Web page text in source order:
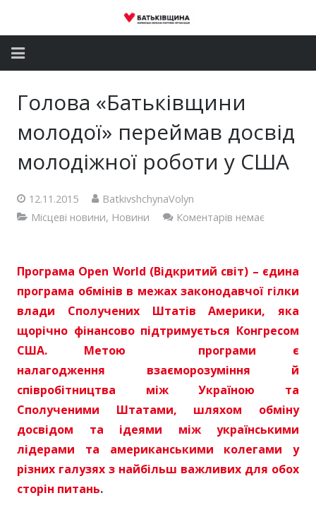
Громадські приймальні
Голова «Батьківщини
молодої» переймав досвід
молодіжної роботи у США
12.11.2015
BatkivshchynaVolyn
Місцеві новини, Новини Коментарів немає
Програма Open World (Відкритий світ) – єдина
програма обмінів в межах законодавчої гілки
влади Сполучених Штатів Америки, яка
щорічно фінансово підтримується Конгресом
США. Метою програми є
налагодження взаєморозуміння й
співробітництва між Україною та
Сполученими Штатами, шляхом обміну
досвідом та ідеями між українськими
лідерами та американськими колегами у
різних галузях з найбільш важливих для обох
сторін питань.